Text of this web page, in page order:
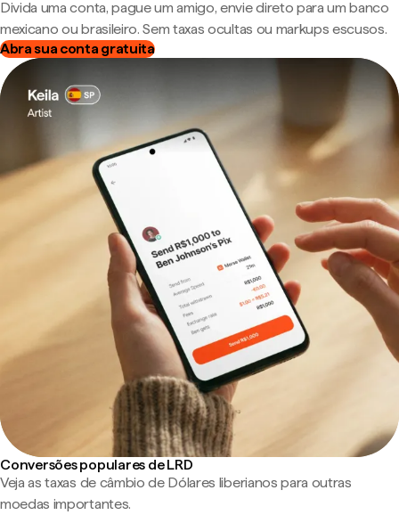
Divida uma conta, pague um amigo, envie direto para um banco
mexicano ou brasileiro. Sem taxas ocultas ou markups escusos.
Abra sua conta gratuita
Conversões populares de LRD
Veja as taxas de câmbio de Dólares liberianos para outras
moedas importantes.